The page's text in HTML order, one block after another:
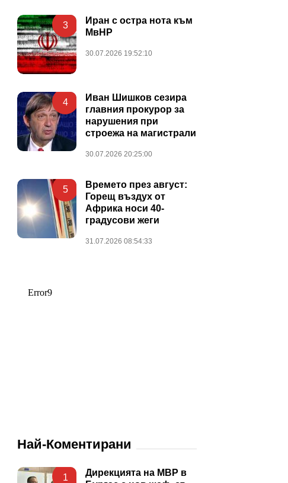
3
Иран с остра нота към
МвНР
30.07.2026 19:52:10
4
Иван Шишков сезира
главния прокурор за
нарушения при
строежа на магистрали
30.07.2026 20:25:00
5
Времето през август:
Горещ въздух от
Африка носи 40-
градусови жеги
31.07.2026 08:54:33
Най-Коментирани
1
Дирекцията на МВР в